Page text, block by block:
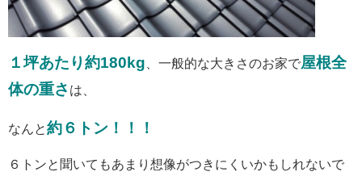
１坪あたり約180kg 、一般的な大きさのお家で屋根全
体の重さ は、
なんと約６トン！！！
６トンと聞いてもあまり想像がつきにくいかもしれないで